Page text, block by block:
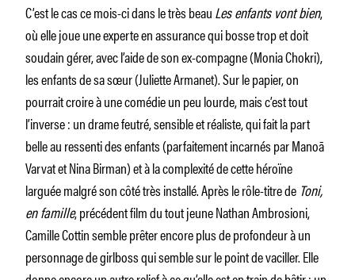
C’est le cas ce mois-ci dans le très beauLes enfants vont bien,
où elle joue une experte en assurance qui bosse trop et doit
soudain gérer, avec l’aide de son ex-compagne (Monia Chokri),
les enfants de sa sœur (Juliette Armanet). Sur le papier, on
pourrait croire à une comédie un peu lourde, mais c’est tout
l’inverse : un drame feutré, sensible et réaliste, qui fait la part
belle au ressenti des enfants (parfaitement incarnés par Manoã
Varvat et Nina Birman) et à la complexité de cette héroïne
larguée malgré son côté très installé. Après le rôle-titre de Toni,
en famille, précédent film du tout jeune Nathan Ambrosioni,
Camille Cottin semble prêter encore plus de profondeur à un
personnage de girlboss qui semble sur le point de vaciller. Elle